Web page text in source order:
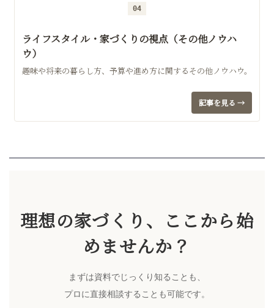
04
ライフスタイル・家づくりの視点（その他ノウハ
ウ）
趣味や将来の暮らし方、予算や進め方に関するその他ノウハウ。
記事を見る →
理想の家づくり、ここから始
めませんか？
まずは資料でじっくり知ることも、
プロに直接相談することも可能です。